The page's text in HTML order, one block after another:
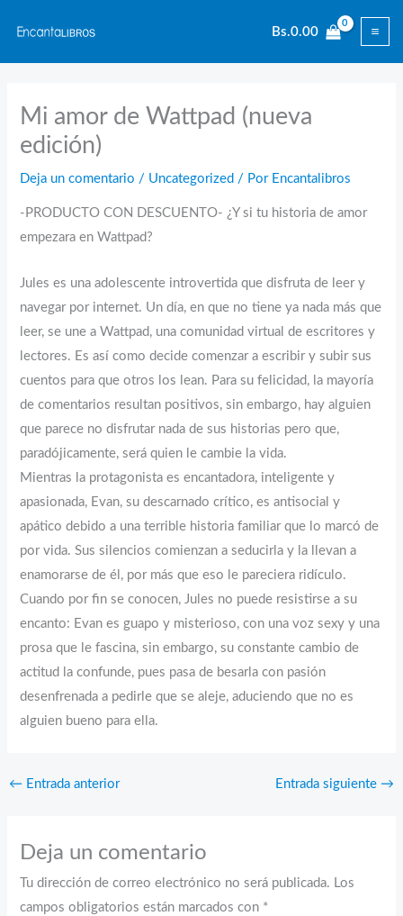
contenido
Bs.0.00
Mi amor de Wattpad (nueva
edición)
Deja un comentario / Uncategorized / Por Encantalibros
-PRODUCTO CON DESCUENTO- ¿Y si tu historia de amor
empezara en Wattpad?
Jules es una adolescente introvertida que disfruta de leer y
navegar por internet. Un día, en que no tiene ya nada más que
leer, se une a Wattpad, una comunidad virtual de escritores y
lectores. Es así como decide comenzar a escribir y subir sus
cuentos para que otros los lean. Para su felicidad, la mayoría
de comentarios resultan positivos, sin embargo, hay alguien
que parece no disfrutar nada de sus historias pero que,
paradójicamente, será quien le cambie la vida.
Mientras la protagonista es encantadora, inteligente y
apasionada, Evan, su descarnado crítico, es antisocial y
apático debido a una terrible historia familiar que lo marcó de
por vida. Sus silencios comienzan a seducirla y la llevan a
enamorarse de él, por más que eso le pareciera ridículo.
Cuando por fin se conocen, Jules no puede resistirse a su
encanto: Evan es guapo y misterioso, con una voz sexy y una
prosa que le fascina, sin embargo, su constante cambio de
actitud la confunde, pues pasa de besarla con pasión
desenfrenada a pedirle que se aleje, aduciendo que no es
alguien bueno para ella.
← Entrada anterior Entrada siguiente →
Deja un comentario
Tu dirección de correo electrónico no será publicada. Los
campos obligatorios están marcados con *